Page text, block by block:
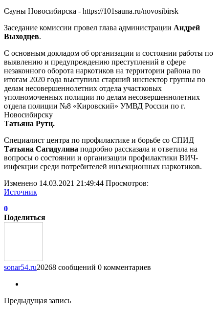
Сауны Новосибирска - https://101sauna.ru/novosibirsk
Заседание комиссии провел глава администрации Андрей
Выходцев.
С основным докладом об организации и состоянии работы по
выявлению и предупреждению преступлений в сфере
незаконного оборота наркотиков на территории района по
итогам 2020 года выступила старший инспектор группы по
делам несовершеннолетних отдела участковых
уполномоченных полиции по делам несовершеннолетних
отдела полиции №8 «Кировский» УМВД России по г.
Новосибирску
Татьяна Рутц.
Специалист центра по профилактике и борьбе со СПИД
Татьяна Сагидулина подробно рассказала и ответила на
вопросы о состоянии и организации профилактики ВИЧ-
инфекции среди потребителей инъекционных наркотиков.
Изменено 14.03.2021 21:49:44 Просмотров:
Источник
0
Поделиться
sonar54.ru20268 сообщений 0 комментариев
Предыдущая запись